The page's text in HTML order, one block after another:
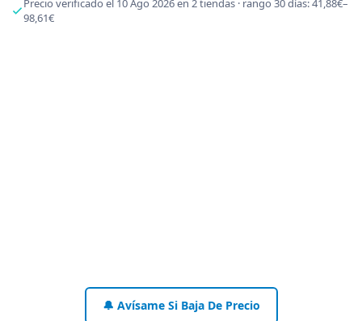
Precio verificado el 10 Ago 2026 en 2 tiendas · rango 30 días: 41,88€–
98,61€
🔔 Avísame Si Baja De Precio